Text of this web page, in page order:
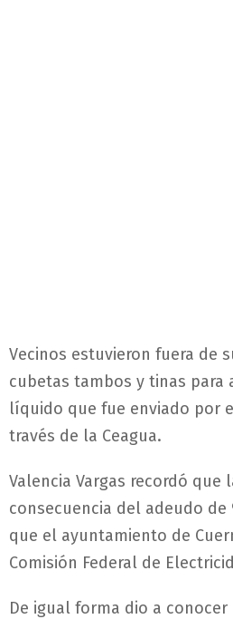
Vecinos estuvieron fuera de
cubetas tambos y tinas para
líquido que fue enviado por
través de la Ceagua.
Valencia Vargas recordó que
consecuencia del adeudo
que el ayuntamiento de
Comisión Federal de
De igual forma dio a